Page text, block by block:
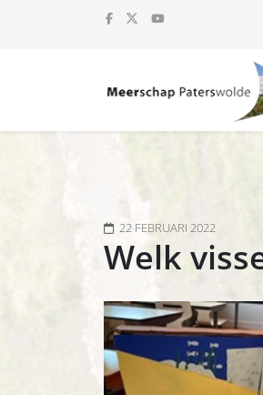
22 FEBRUARI 2022
Welk